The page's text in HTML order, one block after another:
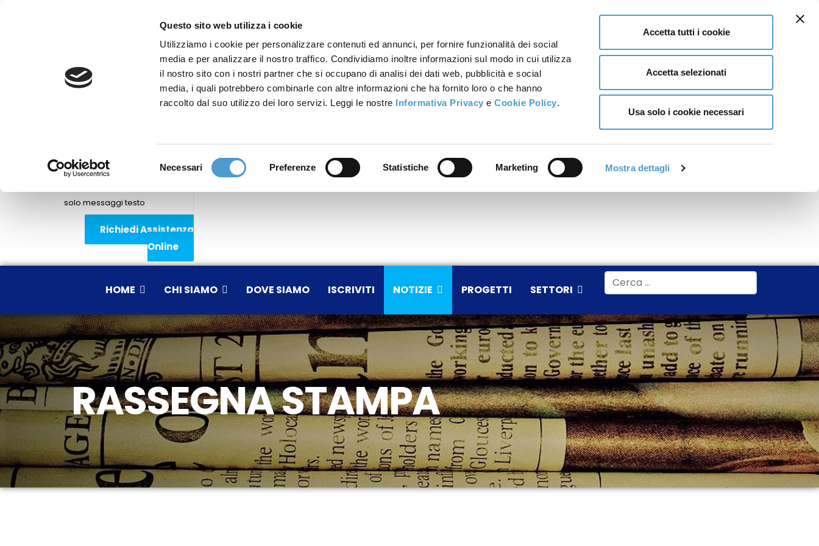
Questo sito web utilizza i cookie
Utilizziamo i cookie per personalizzare contenuti ed annunci, per fornire funzionalità dei social
media e per analizzare il nostro traffico. Condividiamo inoltre informazioni sul modo in cui utilizza
il nostro sito con i nostri partner che si occupano di analisi dei dati web, pubblicità e social
media, i quali potrebbero combinarle con altre informazioni che ha fornito loro o che hanno
raccolto dal suo utilizzo dei loro servizi. Leggi le nostre Informativa Privacy eCookie Policy.
Necessari Preferenze Statistiche Marketing Mostra dettagli
Accetta tutti i cookie
Accetta selezionati
Usa solo i cookie necessari
Via Piemonte 39/A
WhatsApp
solo messaggi testo
Richiedi Assistenza
Online
HOME CHI SIAMO DOVE SIAMO ISCRIVITI NOTIZIE PROGETTI SETTORI
Cerca
RASSEGNA STAMPA